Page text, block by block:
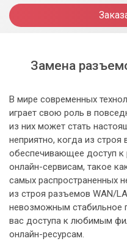
Замена
В мире современных
играет свою роль в
из них может стать
неприятно, когда из строя
обеспечивающее доступ к
онлайн-сервисам, такое
самых распространенных
из строя разъемов WAN/
невозможным стабильное
вас доступа к любимым
онлайн-ресурсам.